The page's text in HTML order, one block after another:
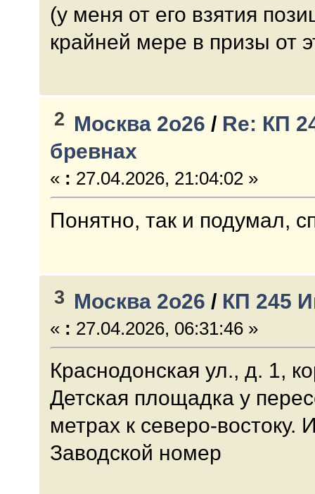
(у меня от его взятия
крайней мере в призы от
2 Москва 2о26 / Re: КП
бревнах
« : 27.04.2026, 21:04:02 »
Понятно, так и подумал,
3 Москва 2о26 / КП 245
« : 27.04.2026, 06:31:46 »
Краснодонская ул., д. 1,
Детская площадка у
метрах к северо-востоку.
Заводской номер